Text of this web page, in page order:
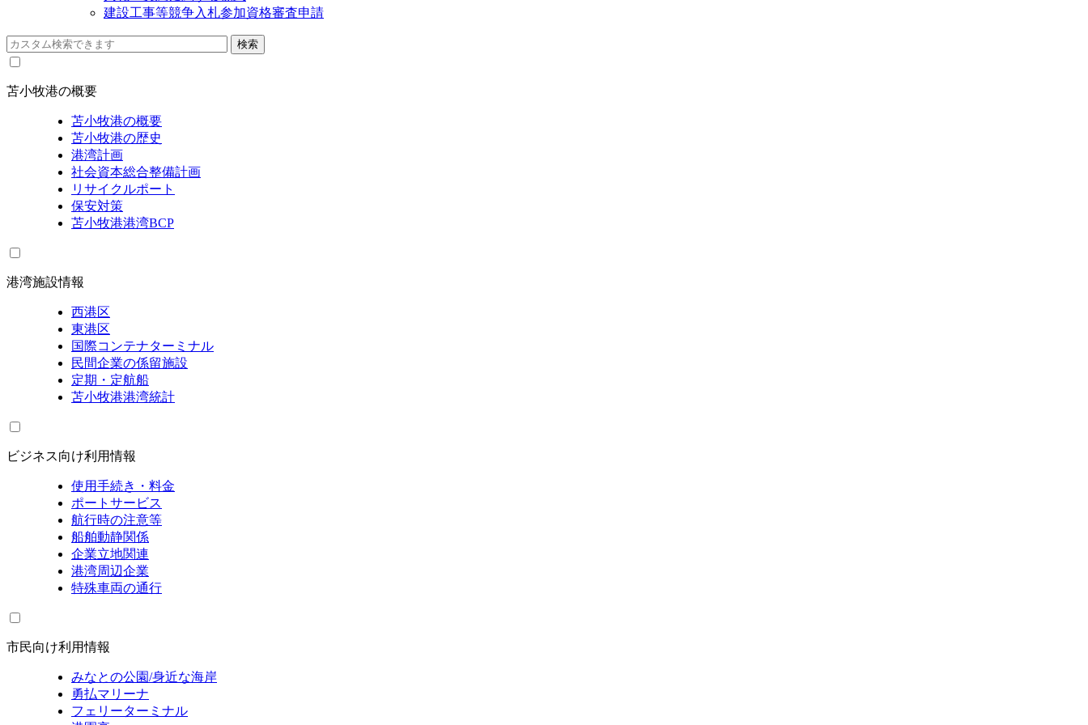
建設工事等競争入札参加資格審査申請
苫小牧港の概要
苫小牧港の概要
苫小牧港の歴史
港湾計画
社会資本総合整備計画
リサイクルポート
保安対策
苫小牧港港湾BCP
港湾施設情報
西港区
東港区
国際コンテナターミナル
民間企業の係留施設
定期・定航船
苫小牧港港湾統計
ビジネス向け利用情報
使用手続き・料金
ポートサービス
航行時の注意等
船舶動静関係
企業立地関連
港湾周辺企業
特殊車両の通行
市民向け利用情報
みなとの公園/身近な海岸
勇払マリーナ
フェリーターミナル